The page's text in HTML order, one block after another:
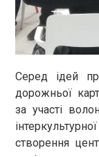
Серед ідей
дорожньої
за участі
створення